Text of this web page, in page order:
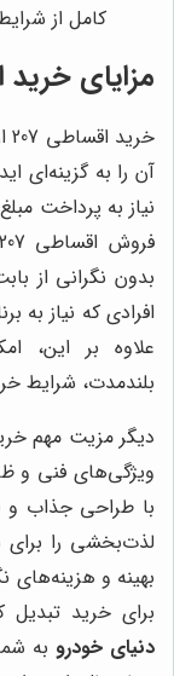
کامل از
مزایای خرید اقساطی
خرید اقساطی 207 از مجموعه
آن را به گزینه‌ای
نیاز به پرداخت
بدون نگرانی از
افرادی که نیاز به
علاوه بر این،
بلندمدت، شرایط
ویژگی‌های فنی و
با طراحی جذاب و
لذت‌بخشی را
بهینه و هزینه‌های
برای خرید تبدیل
دنیای خودرو به